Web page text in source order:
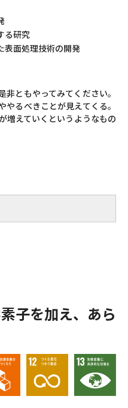
る研究
表面処理技術の開発
ともやってみてください。
るべきことが見えてくる。
増えていくというようなもの
子を加え、あら